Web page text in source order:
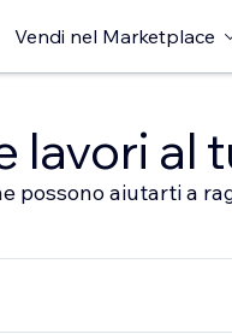
Vendi nel Marketplace
lavori al
possono aiutarti a